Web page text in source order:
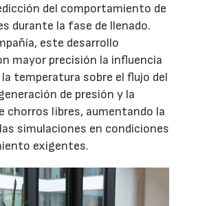
del comportamiento de
durante la fase de llenado.
este desarrollo
mayor precisión la influencia
temperatura sobre el flujo del
de presión y la
chorros libres, aumentando la
simulaciones en condiciones
exigentes.